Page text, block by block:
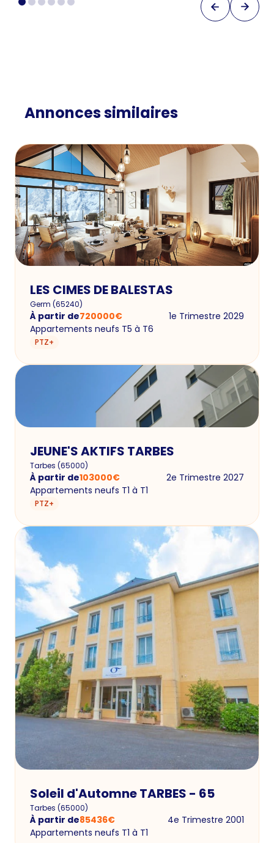
Annonces similaires
LES CIMES DE BALESTAS
Germ (65240)
À partir de720000€
1e Trimestre 2029
Appartements neufs T5 à T6
PTZ+
JEUNE'S AKTIFS TARBES
Tarbes (65000)
À partir de103000€
2e Trimestre 2027
Appartements neufs T1 à T1
PTZ+
Soleil d'Automne TARBES - 65
Tarbes (65000)
À partir de85436€
4e Trimestre 2001
Appartements neufs T1 à T1